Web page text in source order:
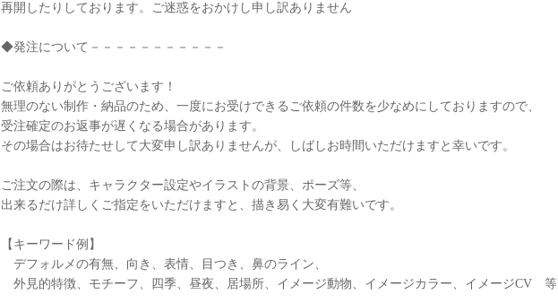
再開したりしております。ご迷惑をおかけし申し訳ありません
◆発注について－－－－－－－－－－－
ご依頼ありがとうございます！
無理のない制作・納品のため、一度にお受けできるご依頼の件数を少なめにしておりますので、
受注確定のお返事が遅くなる場合があります。
その場合はお待たせして大変申し訳ありませんが、しばしお時間いただけますと幸いです。
ご注文の際は、キャラクター設定やイラストの背景、ポーズ等、
出来るだけ詳しくご指定をいただけますと、描き易く大変有難いです。
【キーワード例】
デフォルメの有無、向き、表情、目つき、鼻のライン、
外見的特徴、モチーフ、四季、昼夜、居場所、イメージ動物、イメージカラー、イメージCV 等